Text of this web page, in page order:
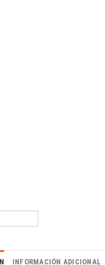
INFORMACIÓN ADICIONAL